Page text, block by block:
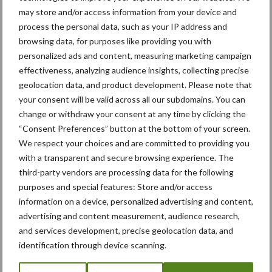
may store and/or access information from your device and
process the personal data, such as your IP address and
browsing data, for purposes like providing you with
personalized ads and content, measuring marketing campaign
effectiveness, analyzing audience insights, collecting precise
geolocation data, and product development. Please note that
your consent will be valid across all our subdomains. You can
change or withdraw your consent at any time by clicking the
“Consent Preferences” button at the bottom of your screen.
We respect your choices and are committed to providing you
with a transparent and secure browsing experience. The
third-party vendors are processing data for the following
purposes and special features: Store and/or access
information on a device, personalized advertising and content,
advertising and content measurement, audience research,
and services development, precise geolocation data, and
identification through device scanning.
Van onze partner Deutz Fahr
DEUTZ-FAHR introduceert
nieuwe 4E-serie
Van onze partner Deutz Fahr
DEUTZ-FAHR maaidorsers:
100 jaar ervaring in het
landbouwgewassen
Themapagina's